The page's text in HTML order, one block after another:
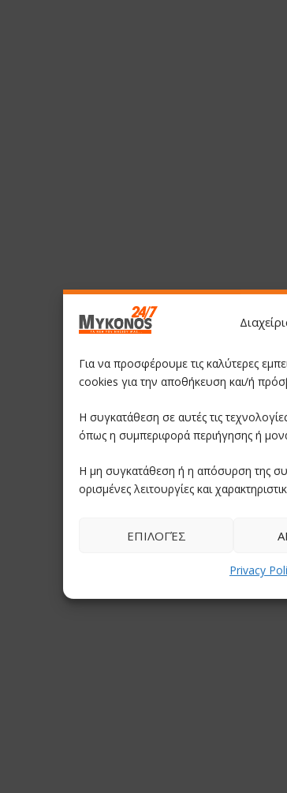
Για να προσφέρουμε τις καλύτερες
cookies για την αποθήκευση και/ή
Η συγκατάθεση σε αυτές τις
όπως η συμπεριφορά περιήγησης ή
Η μη συγκατάθεση ή η απόσυρση της
ορισμένες λειτουργίες και
ΕΠΙΛΟΓΈΣ
Privacy